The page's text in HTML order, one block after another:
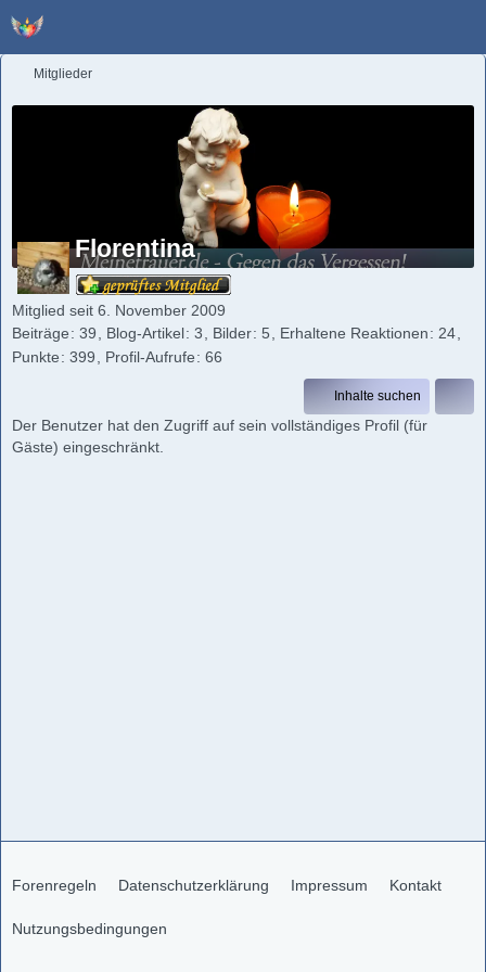
Mitglieder
Florentina
Mitglied seit 6. November 2009
Beiträge
39 Blog-Artikel 3 Bilder 5 Erhaltene Reaktionen
24
Punkte
399 Profil-Aufrufe 66
Inhalte suchen
Der Benutzer hat den Zugriff auf sein vollständiges Profil (für
Gäste) eingeschränkt.
Forenregeln Datenschutzerklärung Impressum Kontakt
Nutzungsbedingungen